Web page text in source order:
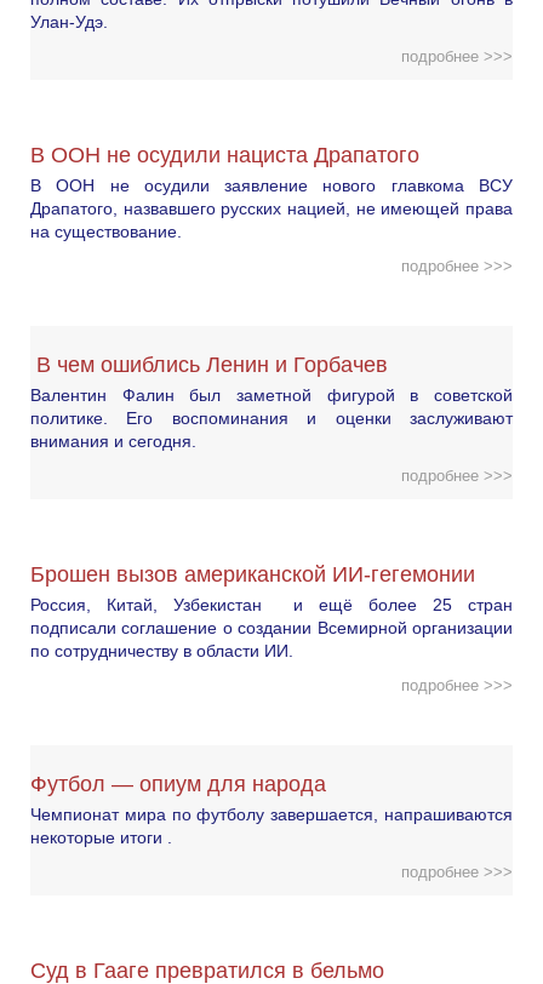
Улан-Удэ.
подробнее >>>
В ООН не осудили нациста Драпатого
В ООН не осудили заявление нового главкома ВСУ
Драпатого, назвавшего русских нацией, не имеющей права
на существование.
подробнее >>>
В чем ошиблись Ленин и Горбачев
Валентин Фалин был заметной фигурой в советской
политике. Его воспоминания и оценки заслуживают
внимания и сегодня.
подробнее >>>
Брошен вызов американской ИИ-гегемонии
Россия, Китай, Узбекистан и ещё более 25 стран
подписали соглашение о создании Всемирной организации
по сотрудничеству в области ИИ.
подробнее >>>
Футбол — опиум для народа
Чемпионат мира по футболу завершается, напрашиваются
некоторые итоги .
подробнее >>>
Суд в Гааге превратился в бельмо